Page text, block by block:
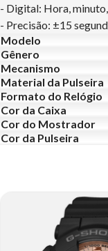
- Digital: Hora,
- Precisão: ±15
Modelo
Gênero
Mecanismo
Material da Pulseira
Formato do Relógio
Cor da Caixa
Cor do Mostrador
Cor da Pulseira